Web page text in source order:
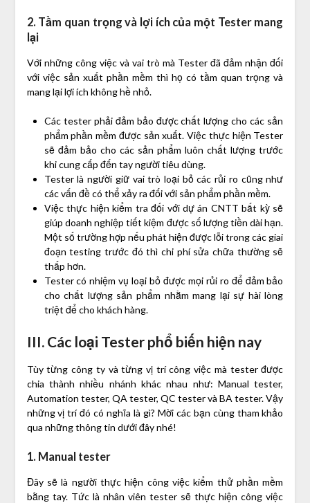
2. Tầm quan trọng và lợi ích của một Tester mang
lại
Với những công việc và vai trò mà Tester đã đảm nhận đối
với việc sản xuất phần mềm thì họ có tầm quan trọng và
mang lại lợi ích không hề nhỏ.
Các tester phải đảm bảo được chất lượng cho các sản
phẩm phần mềm được sản xuất. Việc thực hiện Tester
sẽ đảm bảo cho các sản phẩm luôn chất lượng trước
khi cung cấp đến tay người tiêu dùng.
Tester là người giữ vai trò loại bỏ các rủi ro cũng như
các vấn đề có thể xảy ra đối với sản phẩm phần mềm.
Việc thực hiện kiểm tra đối với dự án CNTT bất kỳ sẽ
giúp doanh nghiệp tiết kiệm được số lượng tiền dài hạn.
Một số trường hợp nếu phát hiện được lỗi trong các giai
đoạn testing trước đó thì chi phí sửa chữa thường sẽ
thấp hơn.
Tester có nhiệm vụ loại bỏ được mọi rủi ro để đảm bảo
cho chất lượng sản phẩm nhằm mang lại sự hài lòng
triệt để cho khách hàng.
III. Các loại Tester phổ biến hiện nay
Tùy từng công ty và từng vị trí công việc mà tester được
chia thành nhiều nhánh khác nhau như: Manual tester,
Automation tester, QA tester, QC tester và BA tester. Vậy
những vị trí đó có nghĩa là gì? Mời các bạn cùng tham khảo
qua những thông tin dưới đây nhé!
1. Manual tester
Đây sẽ là người thực hiện công việc kiểm thử phần mềm
bằng tay. Tức là nhân viên tester sẽ thực hiện công việc